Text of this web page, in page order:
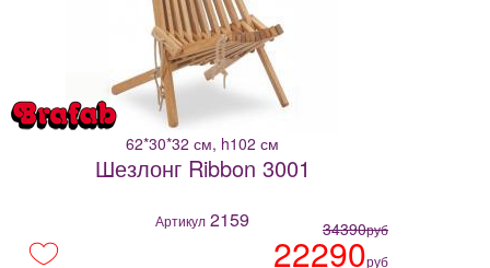
62*30*32 см, h102 см
Шезлонг Ribbon 3001
Артикул 2159 34390руб
22290руб